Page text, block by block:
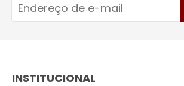
INSTITUCIONAL